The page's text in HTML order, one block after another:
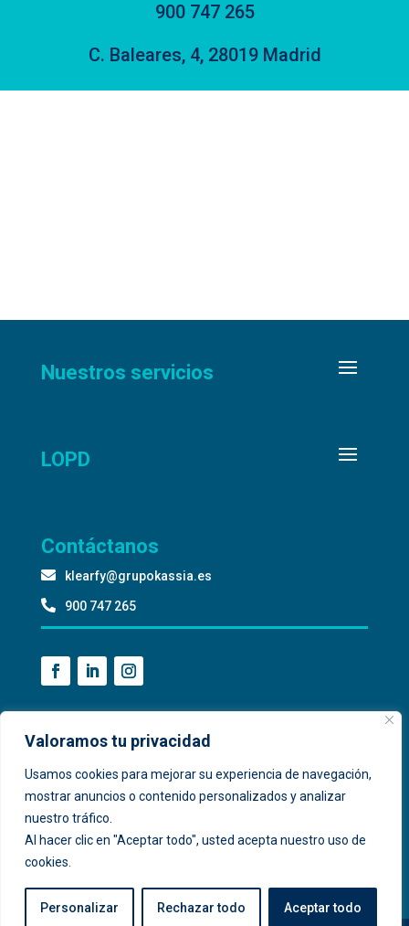
Valoramos tu privacidad
Usamos cookies para mejorar su experiencia de navegación,
mostrar anuncios o contenido personalizados y analizar
nuestro tráfico.
Al hacer clic en "Aceptar todo", usted acepta nuestro uso de
cookies.
Personalizar Rechazar todo Aceptar todo
900 747 265
C. Baleares, 4, 28019 Madrid
Nuestros servicios
LOPD
Contáctanos

klearfy@grupokassia.es

900 747 265